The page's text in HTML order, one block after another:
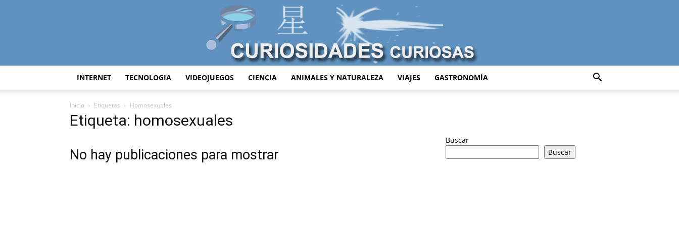
INTERNET TECNOLOGIA VIDEOJUEGOS CIENCIA ANIMALES Y NATURALEZA VIAJES GASTRONOMÍA
Inicio Etiquetas Homosexuales
Etiqueta: homosexuales
No hay publicaciones para mostrar
Buscar
Buscar